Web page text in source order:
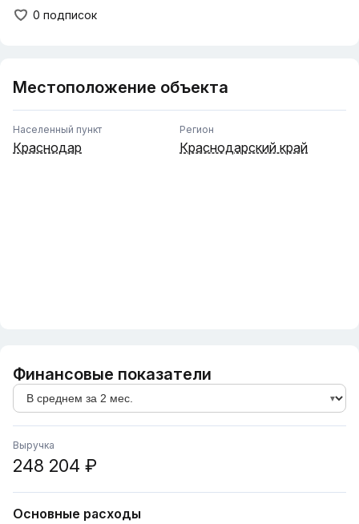
0 подписок
Местоположение объекта
Населенный пункт
Краснодар
Регион
Краснодарский край
Финансовые показатели
Выручка
248 204 ₽
Основные расходы